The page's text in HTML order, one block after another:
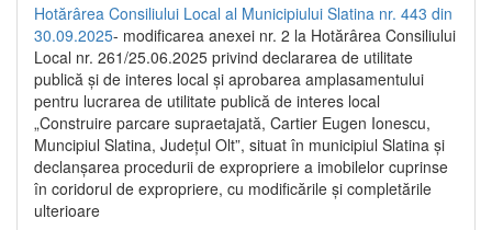
Hotărârea Consiliului Local al Municipiului Slatina nr. 443 din
30.09.2025- modificarea anexei nr. 2 la Hotărârea Consiliului
Local nr. 261/25.06.2025 privind declararea de utilitate
publică şi de interes local şi aprobarea amplasamentului
pentru lucrarea de utilitate publică de interes local
„Construire parcare supraetajată, Cartier Eugen Ionescu,
Muncipiul Slatina, Judeţul Olt”, situat în municipiul Slatina şi
declanşarea procedurii de expropriere a imobilelor cuprinse
în coridorul de expropriere, cu modificările şi completările
ulterioare